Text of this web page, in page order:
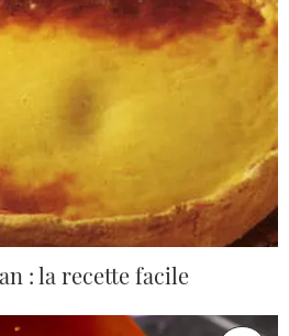
: la recette facile